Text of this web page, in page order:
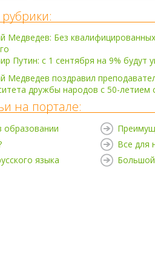
Медведев: Без
Путин: с 1 сентября на 9% будут
Медведев поздравил
дружбы народов с 50-летием
на портале:
образовании
языка
Все для
Большой